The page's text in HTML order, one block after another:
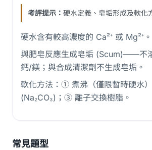
考評提示： 硬水定義、皂垢形成及軟化
硬水含有較高濃度的 Ca²⁺ 或 Mg²⁺。
與肥皂反應生成皂垢 (Scum)——不
鈣/鎂；與合成清潔劑不生成皂垢。
軟化方法：① 煮沸（僅限暫時硬水
(Na₂CO₃)；③ 離子交換樹脂。
常見題型